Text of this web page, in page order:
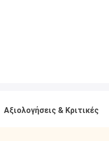
Αξιολογήσεις & Κριτικές